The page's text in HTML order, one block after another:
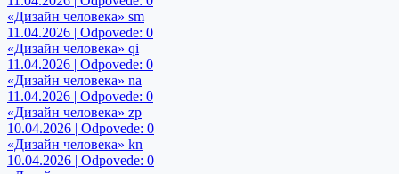
«Дизайн человека» sm
11.04.2026 | Odpovede: 0
«Дизайн человека» qi
11.04.2026 | Odpovede: 0
«Дизайн человека» na
11.04.2026 | Odpovede: 0
«Дизайн человека» zp
10.04.2026 | Odpovede: 0
«Дизайн человека» kn
10.04.2026 | Odpovede: 0